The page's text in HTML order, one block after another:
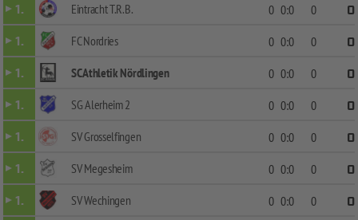
1.
Eintracht T.R.B. 0 0:0 0
0
1.
FC Nordries 0 0:0 0
0
1.
SC Athletik Nördlingen 0 0:0 0
0
1.
SG Alerheim 2 0 0:0 0
0
1.
SV Grosselfingen 0 0:0 0
0
1.
SV Megesheim 0 0:0 0
0
1.
SV Wechingen 0 0:0 0
0